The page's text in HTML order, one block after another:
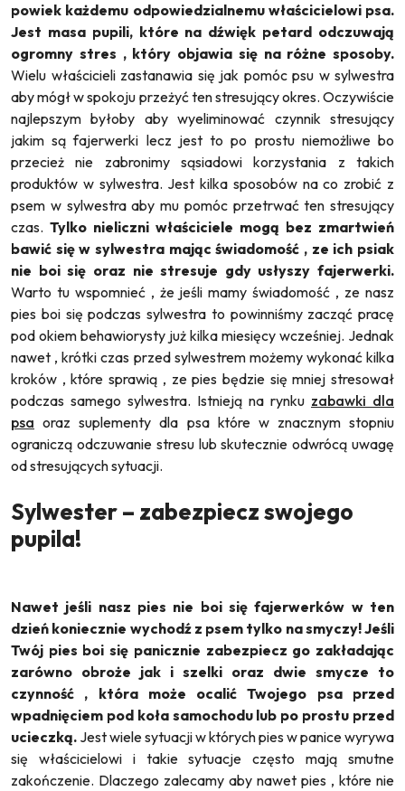
powiek każdemu odpowiedzialnemu właścicielowi psa.
Jest masa pupili, które na dźwięk petard odczuwają
ogromny stres , który objawia się na różne sposoby.
Wielu właścicieli zastanawia się jak pomóc psu w sylwestra
aby mógł w spokoju przeżyć ten stresujący okres. Oczywiście
najlepszym byłoby aby wyeliminować czynnik stresujący
jakim są fajerwerki lecz jest to po prostu niemożliwe bo
przecież nie zabronimy sąsiadowi korzystania z takich
produktów w sylwestra. Jest kilka sposobów na co zrobić z
psem w sylwestra aby mu pomóc przetrwać ten stresujący
czas. Tylko nieliczni właściciele mogą bez zmartwień
bawić się w sylwestra mając świadomość , ze ich psiak
nie boi się oraz nie stresuje gdy usłyszy fajerwerki.
Warto tu wspomnieć , że jeśli mamy świadomość , ze nasz
pies boi się podczas sylwestra to powinniśmy zacząć pracę
pod okiem behawiorysty już kilka miesięcy wcześniej. Jednak
nawet , krótki czas przed sylwestrem możemy wykonać kilka
kroków , które sprawią , ze pies będzie się mniej stresował
podczas samego sylwestra. Istnieją na rynku zabawki dla
psa oraz suplementy dla psa które w znacznym stopniu
ograniczą odczuwanie stresu lub skutecznie odwrócą uwagę
od stresujących sytuacji.
Sylwester – zabezpiecz swojego
pupila!
Nawet jeśli nasz pies nie boi się fajerwerków w ten
dzień koniecznie wychodź z psem tylko na smyczy! Jeśli
Twój pies boi się panicznie zabezpiecz go zakładając
zarówno obroże jak i szelki oraz dwie smycze to
czynność , która może ocalić Twojego psa przed
wpadnięciem pod koła samochodu lub po prostu przed
ucieczką. Jest wiele sytuacji w których pies w panice wyrywa
się właścicielowi i takie sytuacje często mają smutne
zakończenie. Dlaczego zalecamy aby nawet pies , które nie